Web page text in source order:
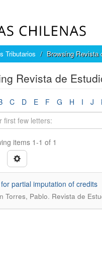
Tributarios Browsing Revista
Revista de
C D E F G H I J
items 1-1 of 1
partial imputation of credits
Torres, Pablo. Revista de